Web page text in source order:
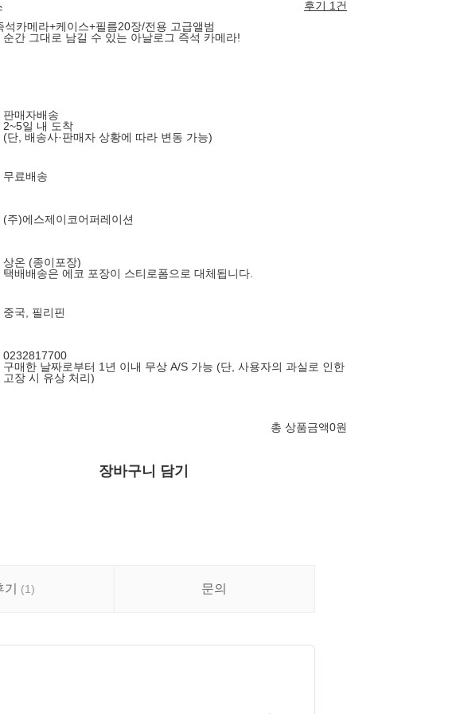
후기 1건
석카메라+케이스+필름20장/전용 고급앨범
간 그대로 남길 수 있는 아날로그 즉석 카메라!
판매자배송
2~5일 내 도착
(단, 배송사·판매자 상황에 따라 변동 가능)
무료배송
(주)에스제이코어퍼레이션
상온 (종이포장)
택배배송은 에코 포장이 스티로폼으로 대체됩니다.
중국, 필리핀
0232817700
구매한 날짜로부터 1년 이내 무상 A/S 가능 (단, 사용자의 과실로 인한
고장 시 유상 처리)
총 상품금액0원
장바구니 담기
기 (1) 문의